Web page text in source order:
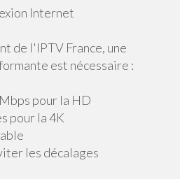
Internet
de l'IPTV France, une
est nécessaire :
pour la HD
pour la 4K
les décalages